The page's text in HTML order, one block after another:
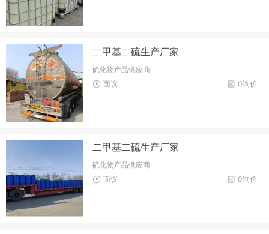
二甲基二硫生产厂家
硫化物产品供应商
0询价
面议
二甲基二硫生产厂家
硫化物产品供应商
0询价
面议